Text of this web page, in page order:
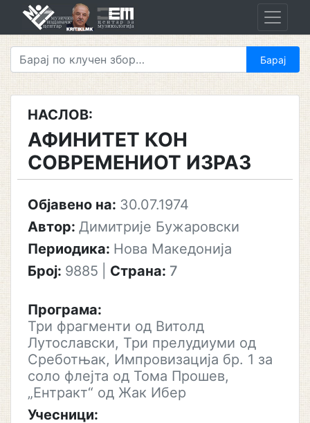
НАСЛОВ:
АФИНИТЕТ КОН
СОВРЕМЕНИОТ ИЗРАЗ
Објавено на: 30.07.1974
Автор: Димитрије Бужаровски
Периодика: Нова Македонија
Број: 9885 Страна: 7
Програма:
Три фрагменти од Витолд
Лутославски, Три прелудиуми од
Среботњак, Импровизација бр. 1 за
соло флејта од Тома Прошев,
„Ентракт“ од Жак Ибер
Учесници: